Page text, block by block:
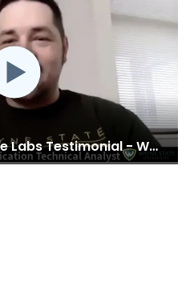
Splashtop for Remote Labs Testimonial - Wayne State